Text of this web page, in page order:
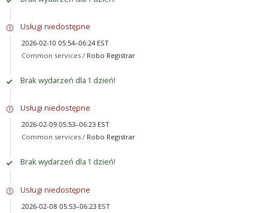
Usługi niedostępne
2026-02-10 05:54–06:24 EST
Common services / Robo Registrar
Brak wydarzeń dla 1 dzień!
Usługi niedostępne
2026-02-09 05:53–06:23 EST
Common services / Robo Registrar
Brak wydarzeń dla 1 dzień!
Usługi niedostępne
2026-02-08 05:53–06:23 EST